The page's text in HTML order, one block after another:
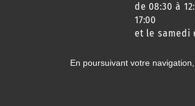
de 08:30 à
17:00
et le samedi
En poursuivant votre